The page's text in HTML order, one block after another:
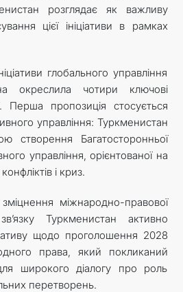
розглядає як важливу
цієї ініціативи в рамках
глобального управління
окреслила чотири ключові
Перша пропозиція стосується
управління: Туркменистан
створення Багатосторонньої
управління, орієнтованої на
і криз.
міжнародно-правової
Туркменистан активно
щодо проголошення 2028
права, який покликаний
широкого діалогу про роль
перетворень.